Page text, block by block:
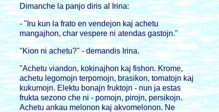
Dimanche la panjo diris al Irina:
- "Iru kun la frato en vendejon kaj achetu
mangajhon, char vespere ni atendas gastojn."
"Kion ni achetu?" - demandis Irina.
"Achetu viandon, kokinajhon kaj fishon. Krome,
achetu legomojn terpomojn, brasikon, tomatojn kaj
kukumojn. Elektu bonajn fruktojn - nun ja estas
frukta sezono che ni - pomojn, pirojn, persikojn.
Achetu ankau melonon kaj akvomelonon. Ne